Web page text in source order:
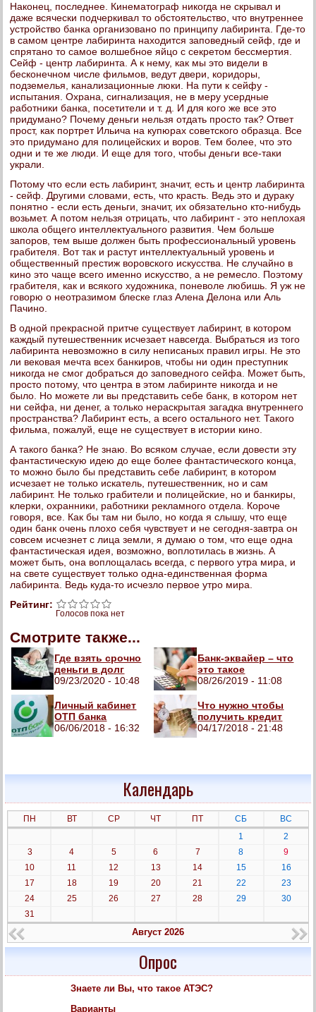
Наконец, последнее. Кинематограф никогда не скрывал и
даже всячески подчеркивал то обстоятельство, что внутреннее
устройство банка организовано по принципу лабиринта. Где-то
в самом центре лабиринта находится заповедный сейф, где и
спрятано то самое волшебное яйцо с секретом бессмертия.
Сейф - центр лабиринта. А к нему, как мы это видели в
бесконечном числе фильмов, ведут двери, коридоры,
подземелья, канализационные люки. На пути к сейфу -
испытания. Охрана, сигнализация, не в меру усердные
работники банка, посетители и т. д. И для кого же все это
придумано? Почему деньги нельзя отдать просто так? Ответ
прост, как портрет Ильича на купюрах советского образца. Все
это придумано для полицейских и воров. Тем более, что это
одни и те же люди. И еще для того, чтобы деньги все-таки
украли.
Потому что если есть лабиринт, значит, есть и центр лабиринта
- сейф. Другими словами, есть, что красть. Ведь это и дураку
понятно - если есть деньги, значит, их обязательно кто-нибудь
возьмет. А потом нельзя отрицать, что лабиринт - это неплохая
школа общего интеллектуального развития. Чем больше
запоров, тем выше должен быть профессиональный уровень
грабителя. Вот так и растут интеллектуальный уровень и
общественный престиж воровского искусства. Не случайно в
кино это чаще всего именно искусство, а не ремесло. Поэтому
грабителя, как и всякого художника, поневоле любишь. Я уж не
говорю о неотразимом блеске глаз Алена Делона или Аль
Пачино.
В одной прекрасной притче существует лабиринт, в котором
каждый путешественник исчезает навсегда. Выбраться из того
лабиринта невозможно в силу неписаных правил игры. Не это
ли вековая мечта всех банкиров, чтобы ни один преступник
никогда не смог добраться до заповедного сейфа. Может быть,
просто потому, что центра в этом лабиринте никогда и не
было. Но можете ли вы представить себе банк, в котором нет
ни сейфа, ни денег, а только нераскрытая загадка внутреннего
пространства? Лабиринт есть, а всего остального нет. Такого
фильма, пожалуй, еще не существует в истории кино.
А такого банка? Не знаю. Во всяком случае, если довести эту
фантастическую идею до еще более фантастического конца,
то можно было бы представить себе лабиринт, в котором
исчезает не только искатель, путешественник, но и сам
лабиринт. Не только грабители и полицейские, но и банкиры,
клерки, охранники, работники рекламного отдела. Короче
говоря, все. Как бы там ни было, но когда я слышу, что еще
один банк очень плохо себя чувствует и не сегодня-завтра он
совсем исчезнет с лица земли, я думаю о том, что еще одна
фантастическая идея, возможно, воплотилась в жизнь. А
может быть, она воплощалась всегда, с первого утра мира, и
на свете существует только одна-единственная форма
лабиринта. Ведь куда-то исчезло первое утро мира.
Рейтинг:
Голосов пока нет
Смотрите также...
Где взять срочно
деньги в долг
09/23/2020 - 10:48
Банк-эквайер – что
это такое
08/26/2019 - 11:08
Личный кабинет
ОТП банка
06/06/2018 - 16:32
Что нужно чтобы
получить кредит
04/17/2018 - 21:48
Календарь
ПН ВТ СР ЧТ ПТ СБ
ВС
1
2
3
4 5 6 7 8
9
10
11 12 13 14 15
16
17
18 19 20 21 22
23
24
25 26 27 28 29
30
31
Август 2026
Опрос
Знаете ли Вы, что такое АТЭС?
Варианты